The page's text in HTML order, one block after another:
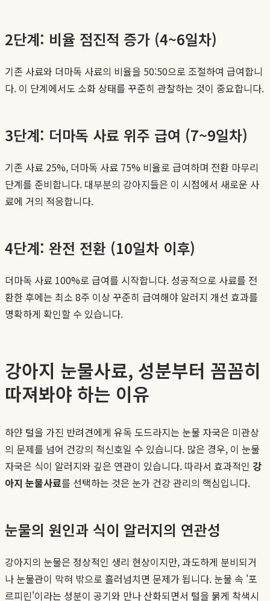
2단계: 비율 점진적 증가 (4~6일차)
기존 사료와 더마독 사료의 비율을 50:50으로 조절하여 급여합니
다. 이 단계에서도 소화 상태를 꾸준히 관찰하는 것이 중요합니다.
3단계: 더마독 사료 위주 급여 (7~9일차)
기존 사료 25%, 더마독 사료 75% 비율로 급여하며 전환 마무리
단계를 준비합니다. 대부분의 강아지들은 이 시점에서 새로운 사
료에 거의 적응합니다.
4단계: 완전 전환 (10일차 이후)
더마독 사료 100%로 급여를 시작합니다. 성공적으로 사료를 전
환한 후에는 최소 8주 이상 꾸준히 급여해야 알러지 개선 효과를
명확하게 확인할 수 있습니다.
강아지 눈물사료, 성분부터 꼼꼼히
따져봐야 하는 이유
하얀 털을 가진 반려견에게 유독 도드라지는 눈물 자국은 미관상
의 문제를 넘어 건강의 적신호일 수 있습니다. 많은 경우, 이 눈물
자국은 식이 알러지와 깊은 연관이 있습니다. 따라서 효과적인 강
아지 눈물사료를 선택하는 것은 눈가 건강 관리의 핵심입니다.
눈물의 원인과 식이 알러지의 연관성
강아지의 눈물은 정상적인 생리 현상이지만, 과도하게 분비되거
나 눈물관이 막혀 밖으로 흘러넘치면 문제가 됩니다. 눈물 속 '포
르피린'이라는 성분이 공기와 만나 산화되면서 털을 붉게 착색시